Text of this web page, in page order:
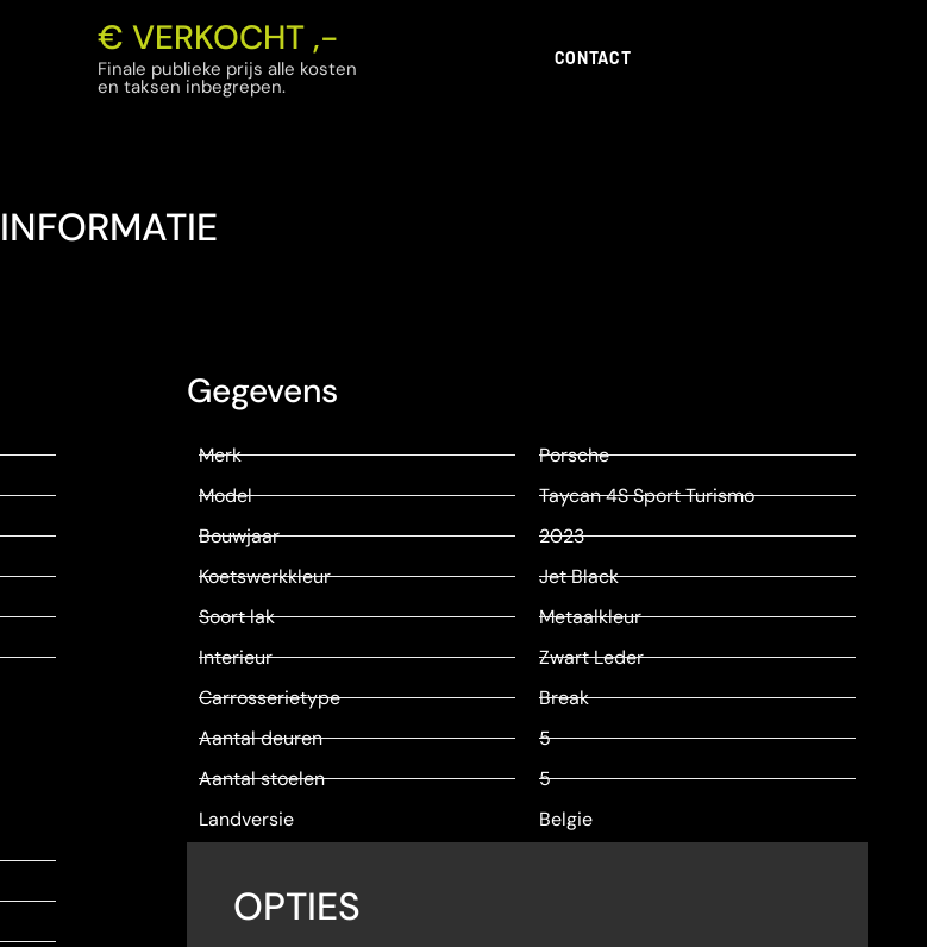
€ VERKOCHT ,-
Finale publieke prijs alle kosten
en taksen inbegrepen.
CONTACT
Gegevens
Merk
Model
Bouwjaar
Koetswerkkleur
Soort lak
Interieur
Carrosserietype
Aantal deuren
Aantal stoelen
Landversie
Porsche
Taycan 4S Sport Turismo
2023
Jet Black
Metaalkleur
Zwart Leder
Break
5
5
Belgie
OPTIES